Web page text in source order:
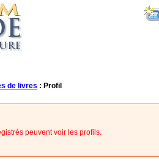
de livres : Profil
peuvent voir les profils.